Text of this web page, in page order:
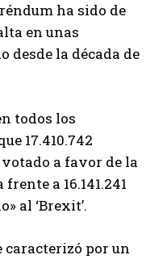
ha sido de
en unas
desde la década de
todos los
17.410.742
a favor de la
a 16.141.241
al ‘Brexit’.
por un